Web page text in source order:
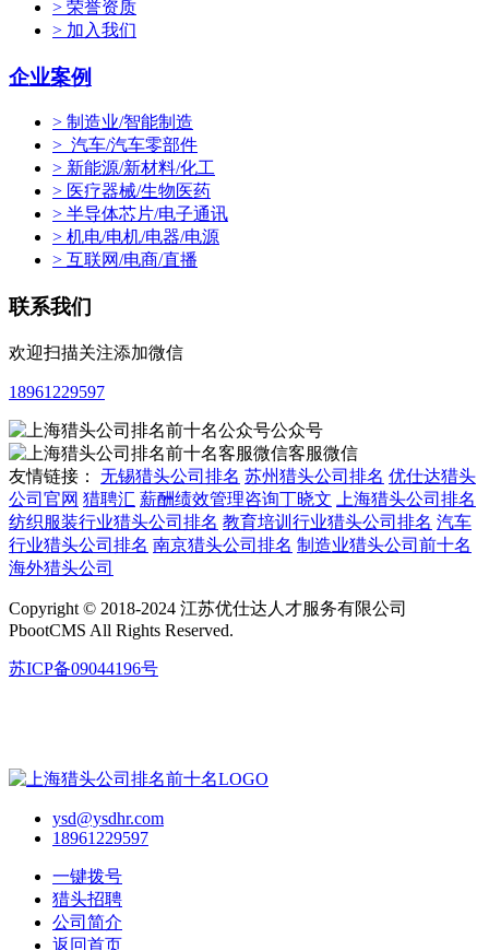
> 荣誉资质
> 加入我们
企业案例
> 制造业/智能制造
> 汽车/汽车零部件
> 新能源/新材料/化工
> 医疗器械/生物医药
> 半导体芯片/电子通讯
> 机电/电机/电器/电源
> 互联网/电商/直播
联系我们
欢迎扫描关注添加微信
18961229597
公众号
客服微信
友情链接： 无锡猎头公司排名 苏州猎头公司排名 优仕达猎头
公司官网 猎聘汇 薪酬绩效管理咨询丁晓文
上海猎头公司排名
纺织服装行业猎头公司排名 教育培训行业猎头公司排名 汽车
行业猎头公司排名 南京猎头公司排名 制造业猎头公司前十名
海外猎头公司
Copyright © 2018-2024 江苏优仕达人才服务有限公司
PbootCMS All Rights Reserved.
苏ICP备09044196号
ysd@ysdhr.com
18961229597
一键拨号
猎头招聘
公司简介
返回首页